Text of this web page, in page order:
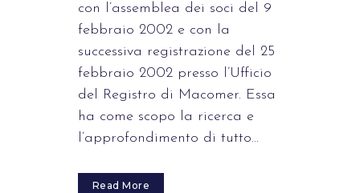
con l’assemblea dei soci del 9
febbraio 2002 e con la
successiva registrazione del 25
febbraio 2002 presso l’Ufficio
del Registro di Macomer. Essa
ha come scopo la ricerca e
l’approfondimento di tutto...
Read More